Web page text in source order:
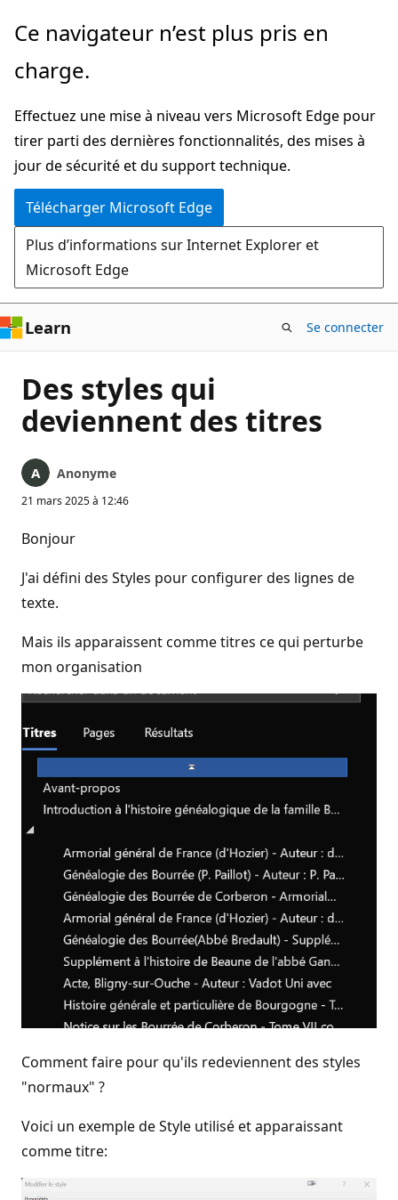
Passer
directement
au
principal
Ce navigateur n’est plus pris en
charge.
Effectuez une mise à niveau vers Microsoft Edge pour
tirer parti des dernières fonctionnalités, des mises à
jour de sécurité et du support technique.
Télécharger Microsoft Edge
Plus d’informations sur Internet Explorer et
Microsoft Edge
Learn Se connecter
Des styles qui
deviennent des titres
Anonyme
21 mars 2025 à 12:46
Bonjour
J'ai défini des Styles pour configurer des lignes de
texte.
Mais ils apparaissent comme titres ce qui perturbe
mon organisation
Comment faire pour qu'ils redeviennent des styles
"normaux" ?
Voici un exemple de Style utilisé et apparaissant
comme titre: